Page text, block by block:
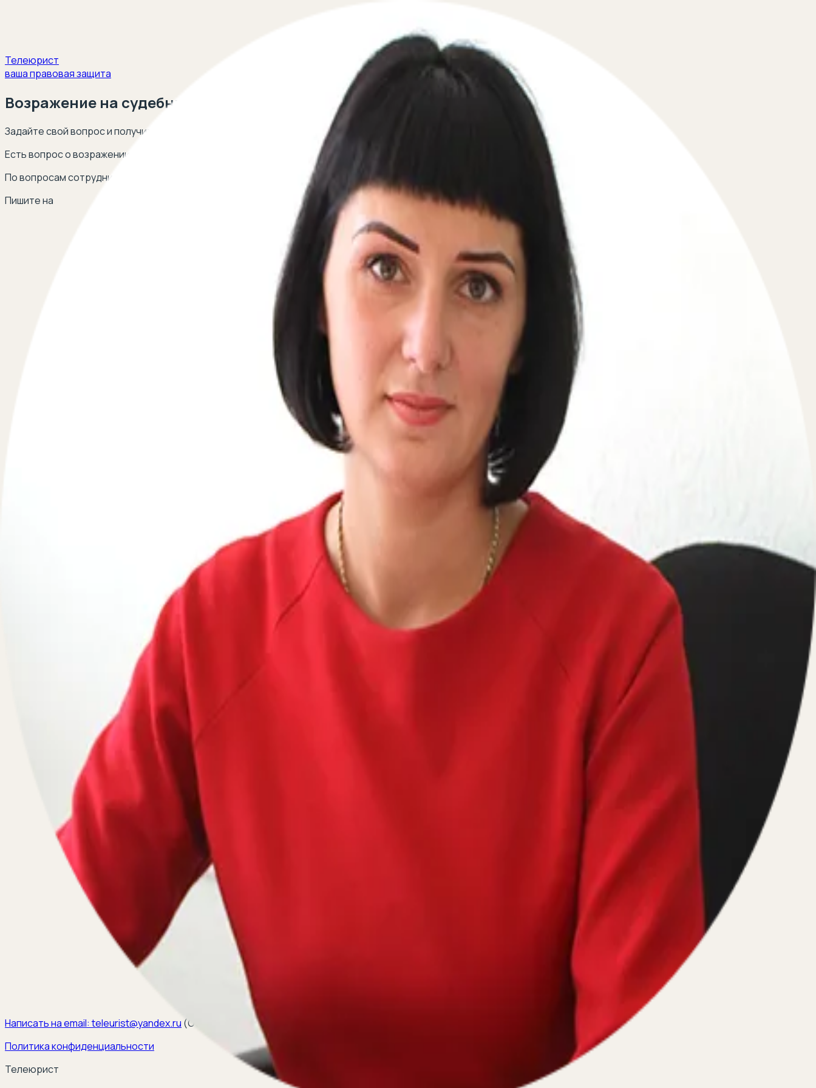
Телеюрист
ваша правовая защита
Возражение на судебный приказ
Задайте свой вопрос и получите ответ опытных юристов в сфере гражданского права в течение 5 минут!
Есть вопрос о возражении на судебный приказ? Оставьте свой телефон, перезвоним мгновенно:
По вопросам сотрудничества
Пишите на
Написать на email: teleurist@yandex.ru (ООО ЭЛКОМ, ИНН 6670334641, ОГРН 1116670009796
Политика конфиденциальности
Телеюрист